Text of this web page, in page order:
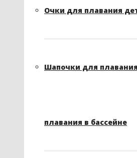
Очки для плавания
Шапочки для плавания
плавания в бассейне